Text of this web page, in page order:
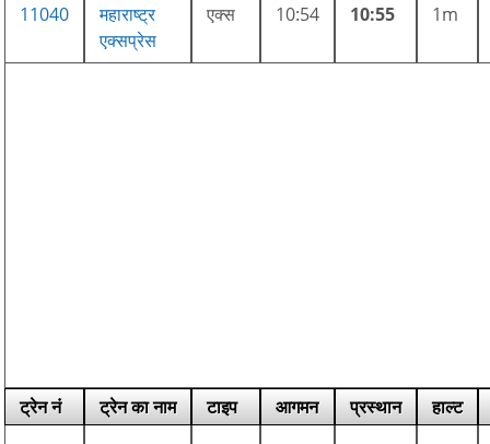
11040
महाराष्ट्र
एक्सप्रेस
एक्स 10:54 10:55 1m
ट्रेन नं ट्रेन का नाम टाइप आगमन प्रस्थान हाल्ट